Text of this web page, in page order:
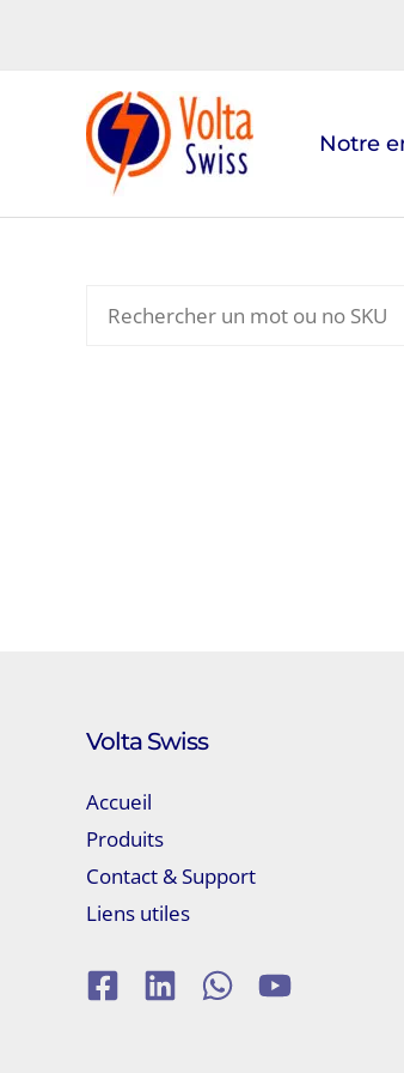
Notre
Volta Swiss
Accueil
Produits
Contact & Support
Liens utiles